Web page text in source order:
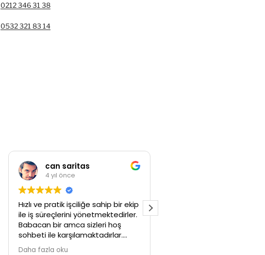
0212 346 31 38
0532 321 83 14
can saritas
4 yıl önce
Hızlı ve pratik işciliğe sahip bir ekip
ile iş süreçlerini yönetmektedirler.
Babacan bir amca sizleri hoş
sohbeti ile karşılamaktadırlar.
Temiz işcilikleri için teşekkürler.
Daha fazla oku